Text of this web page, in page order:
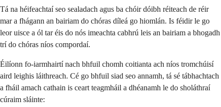
Tá na héifeachtaí seo sealadach agus ba chóir dóibh réiteach de réir
mar a fhágann an bairiam do chóras díleá go hiomlán. Is féidir le go
leor uisce a ól tar éis do nós imeachta cabhrú leis an bairiam a bhogadh
trí do chóras níos compordaí.
Éilíonn fo-iarmhairtí nach bhfuil chomh coitianta ach níos tromchúisí
aird leighis láithreach. Cé go bhfuil siad seo annamh, tá sé tábhachtach
a fháil amach cathain is ceart teagmháil a dhéanamh le do sholáthraí
cúraim sláinte: